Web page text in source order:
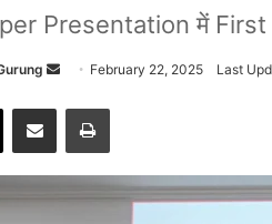
Presentation में First
d
a
n
February 22, 2025 Last